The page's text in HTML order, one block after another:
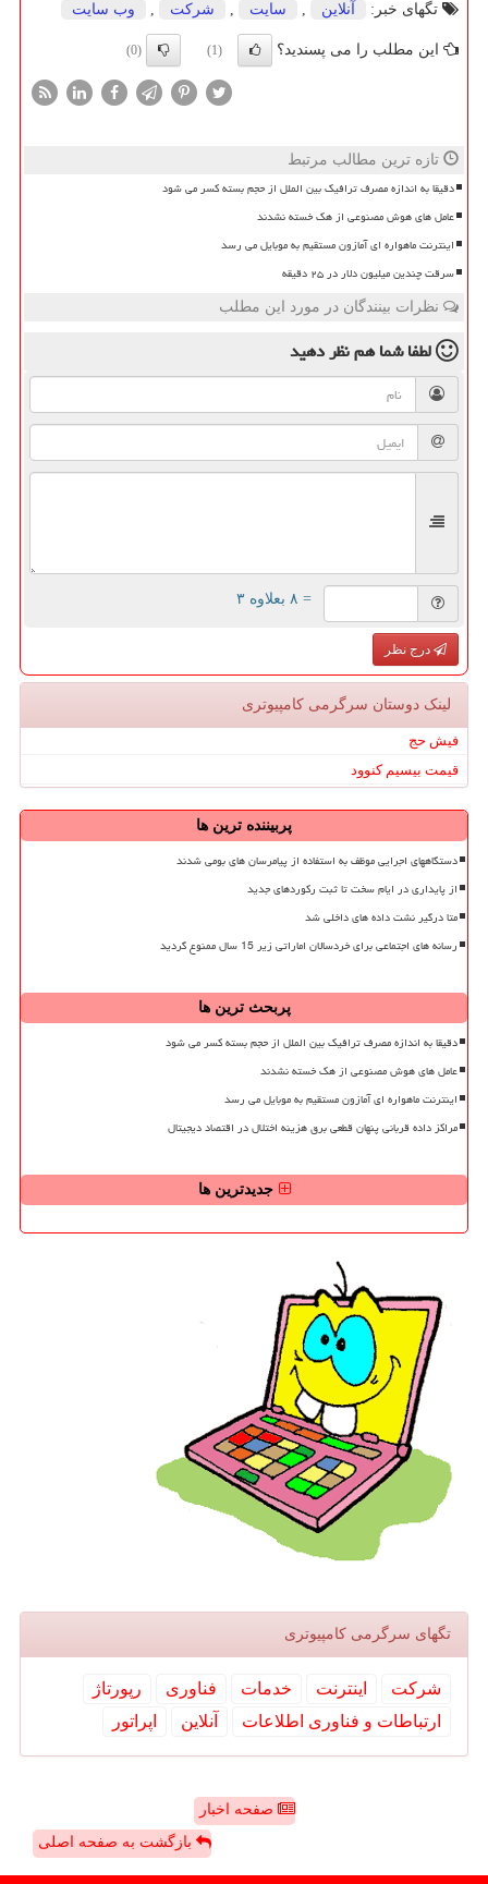
تگهای خبر:
آنلاین , سایت , شركت , وب سایت
این مطلب را می پسندید؟ (1)
(0)
تازه ترین مطالب مرتبط
دقیقا به اندازه مصرف ترافیک بین الملل از حجم بسته کسر می شود
عامل های هوش مصنوعی از هک خسته نشدند
اینترنت ماهواره ای آمازون مستقیم به موبایل می رسد
سرقت چندین میلیون دلار در ۲۵ دقیقه
نظرات بینندگان در مورد این مطلب
لطفا شما همنظر دهید
= ۸ بعلاوه ۳
درج نظر
لینک دوستان سرگرمی كامپیوتری
فیش حج
قیمت بیسیم کنوود
پربیننده ترین ها
دستگاههای اجرایی موظف به استفاده از پیامرسان های بومی شدند
از پایداری در ایام سخت تا ثبت رکوردهای جدید
متا درگیر نشت داده های داخلی شد
رسانه های اجتماعی برای خردسالان اماراتی زیر 15 سال ممنوع گردید
پربحث ترین ها
دقیقا به اندازه مصرف ترافیک بین الملل از حجم بسته کسر می شود
عامل های هوش مصنوعی از هک خسته نشدند
اینترنت ماهواره ای آمازون مستقیم به موبایل می رسد
مراکز داده قربانی پنهان قطعی برق هزینه اختلال در اقتصاد دیجیتال
جدیدترین ها
تگهای سرگرمی كامپیوتری
شركت اینترنت خدمات فناوری
رپورتاژ
ارتباطات و فناوری اطلاعات
آنلاین اپراتور
صفحه اخبار
بازگشت به صفحه اصلی